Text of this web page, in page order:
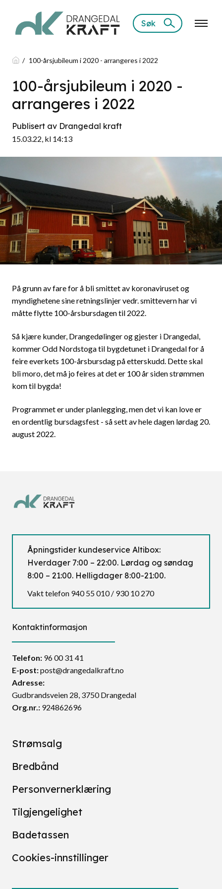
Søk
100-årsjubileum i 2020 - arrangeres i 2022
100-årsjubileum i 2020 -
arrangeres i 2022
Publisert av Drangedal kraft
15.03.22, kl 14:13
På grunn av fare for å bli smittet av koronaviruset og
myndighetene sine retningslinjer vedr. smittevern har vi
måtte flytte 100-årsbursdagen til 2022.
Så kjære kunder, Drangedølinger og gjester i Drangedal,
kommer Odd Nordstoga til bygdetunet i Drangedal for å
feire everkets 100-årsbursdag på etterskudd. Dette skal
bli moro, det må jo feires at det er 100 år siden strømmen
kom til bygda!
Programmet er under planlegging, men det vi kan love er
en ordentlig bursdagsfest - så sett av hele dagen lørdag 20.
august 2022.
Åpningstider kundeservice Altibox:
Hverdager 7:00 – 22:00. Lørdag og søndag
8:00 – 21:00. Helligdager 8:00-21:00.
Vakt telefon 940 55 010 / 930 10 270
Kontaktinformasjon
Telefon: 96 00 31 41
E-post:post@drangedalkraft.no
Adresse:
Gudbrandsveien 28, 3750 Drangedal
Org.nr.: 924862696
Strømsalg
Bredbånd
Personvernerklæring
Tilgjengelighet
Badetassen
Cookies-innstillinger